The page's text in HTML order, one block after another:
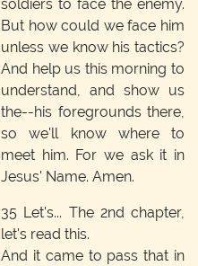
soldiers to face the enemy.
But how could we face him
unless we know his tactics?
And help us this morning to
understand, and show us
the--his foregrounds there,
so we'll know where to
meet him. For we ask it in
Jesus' Name. Amen.
35 Let's... The 2nd chapter,
let's read this.
And it came to pass that in